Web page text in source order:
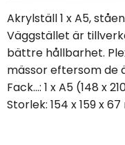
Akrylställ 1 x A5,
Väggstället är
bättre hållbarhet.
mässor eftersom de
Fack...: 1 x A5 (148 x
Storlek: 154 x 159 x